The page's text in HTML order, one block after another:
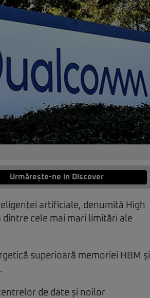
Urmărește-ne in Discover
artificiale, denumită High
dintre cele mai mari limitări ale
superioară memoriei HBM și
de date și noilor